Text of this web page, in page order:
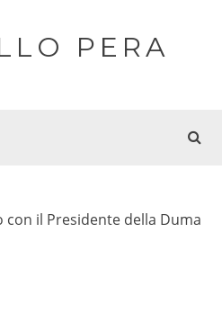
PERA
con il Presidente della Duma